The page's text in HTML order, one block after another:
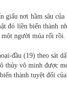
giấu nơi hầm sâu
đó liền biến thành
một người múa rối rồi.
đầu (19) theo sát
thủy vô minh được
thành tuyệt đối